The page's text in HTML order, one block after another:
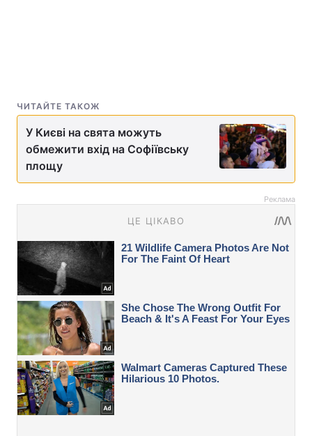
ЧИТАЙТЕ ТАКОЖ
У Києві на свята можуть
обмежити вхід на Софіївську
площу
Реклама